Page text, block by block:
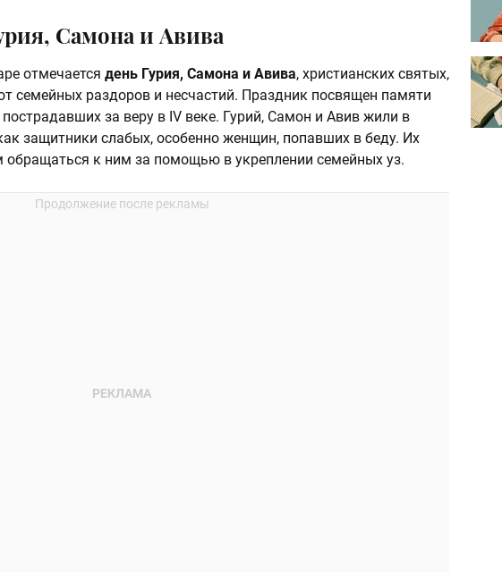
Самона и Авива
отмечается день Гурия, Самона и Авива, христианских святых,
семейных раздоров и несчастий. Праздник посвящен памяти
за веру в IV веке. Гурий, Самон и Авив жили в
защитники слабых, особенно женщин, попавших в беду. Их
к ним за помощью в укреплении семейных уз.